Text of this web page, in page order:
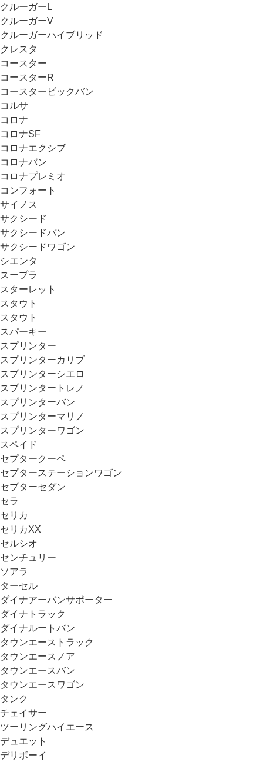
クルーガーL
クルーガーV
クルーガーハイブリッド
クレスタ
コースター
コースターR
コースタービックバン
コルサ
コロナ
コロナSF
コロナエクシブ
コロナバン
コロナプレミオ
コンフォート
サイノス
サクシード
サクシードバン
サクシードワゴン
シエンタ
スープラ
スターレット
スタウト
スタウト
スパーキー
スプリンター
スプリンターカリブ
スプリンターシエロ
スプリンタートレノ
スプリンターバン
スプリンターマリノ
スプリンターワゴン
スペイド
セプタークーペ
セプターステーションワゴン
セプターセダン
セラ
セリカ
セリカXX
セルシオ
センチュリー
ソアラ
ターセル
ダイナアーバンサポーター
ダイナトラック
ダイナルートバン
タウンエーストラック
タウンエースノア
タウンエースバン
タウンエースワゴン
タンク
チェイサー
ツーリングハイエース
デュエット
デリボーイ